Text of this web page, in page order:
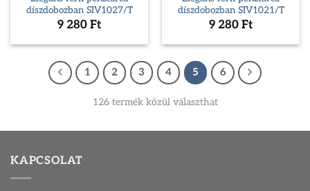
díszdobozban SIV1027/T
9 280 Ft
díszdobozban SIV1021/T
9 280 Ft
1 2 3 4 5 6
126 termék közül választhat
KAPCSOLAT